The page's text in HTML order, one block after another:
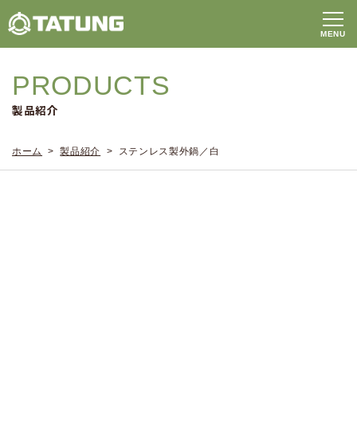
PRODUCTS
製品紹介
ホーム >製品紹介 > ステンレス製外鍋／白